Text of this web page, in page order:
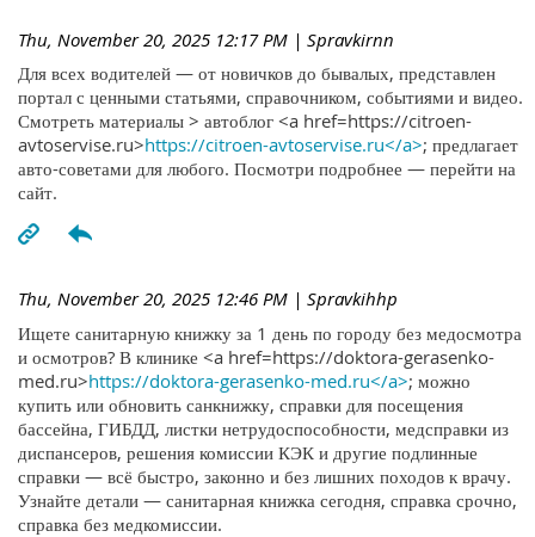
Thu, November 20, 2025 12:17 PM | Spravkirnn
Для всех водителей — от новичков до бывалых, представлен
портал с ценными статьями, справочником, событиями и видео.
Смотреть материалы > автоблог <a href=https://citroen-
avtoservise.ru>https://citroen-avtoservise.ru</a>; предлагает
авто-советами для любого. Посмотри подробнее — перейти на
сайт.
Thu, November 20, 2025 12:46 PM | Spravkihhp
Ищете санитарную книжку за 1 день по городу без медосмотра
и осмотров? В клинике <a href=https://doktora-gerasenko-
med.ru>https://doktora-gerasenko-med.ru</a>; можно
купить или обновить санкнижку, справки для посещения
бассейна, ГИБДД, листки нетрудоспособности, медсправки из
диспансеров, решения комиссии КЭК и другие подлинные
справки — всё быстро, законно и без лишних походов к врачу.
Узнайте детали — санитарная книжка сегодня, справка срочно,
справка без медкомиссии.